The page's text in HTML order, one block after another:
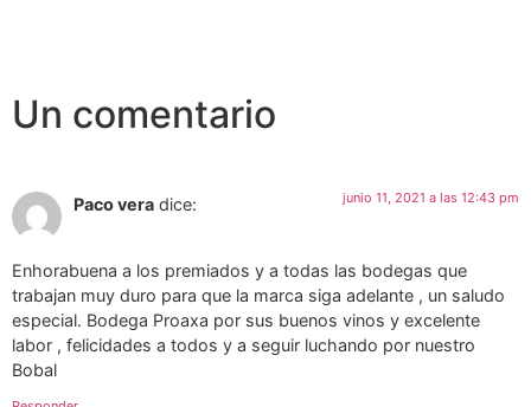
Un comentario
Paco vera dice: junio 11, 2021 a las 12:43 pm
Enhorabuena a los premiados y a todas las bodegas que
trabajan muy duro para que la marca siga adelante , un saludo
especial. Bodega Proaxa por sus buenos vinos y excelente
labor , felicidades a todos y a seguir luchando por nuestro
Bobal